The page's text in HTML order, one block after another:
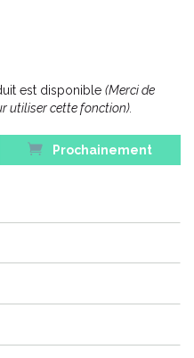
est disponible (Merci de
utiliser cette fonction).
Prochainement